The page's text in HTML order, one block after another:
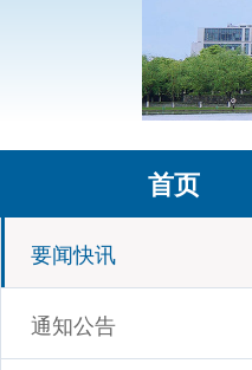
首页
要闻快讯
通知公告